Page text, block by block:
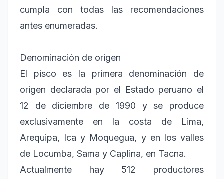
cumpla con todas las recomendaciones
antes enumeradas.
Denominación de origen
El pisco es la primera denominación de
origen declarada por el Estado peruano el
12 de diciembre de 1990 y se produce
exclusivamente en la costa de Lima,
Arequipa, Ica y Moquegua, y en los valles
de Locumba, Sama y Caplina, en Tacna.
Actualmente hay 512 productores